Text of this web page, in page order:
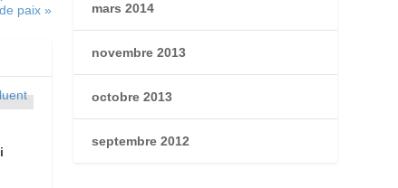
paix »
mars 2014
novembre 2013
octobre 2013
septembre 2012